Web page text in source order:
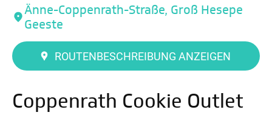
Änne-Coppenrath-Straße, Groß Hesepe
Geeste
ROUTENBESCHREIBUNG ANZEIGEN
Coppenrath Cookie Outlet